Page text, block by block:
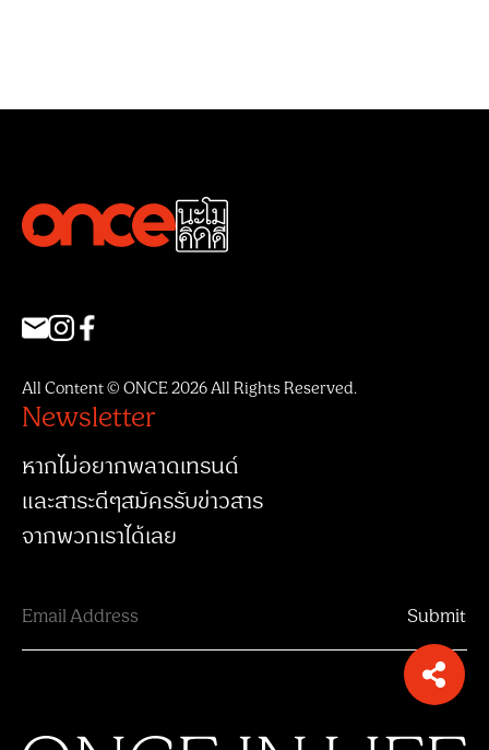
All Content © ONCE 2026 All Rights Reserved.
Newsletter
หากไม่อยากพลาดเทรนด์
และสาระดีๆสมัครรับข่าวสาร
จากพวกเราได้เลย